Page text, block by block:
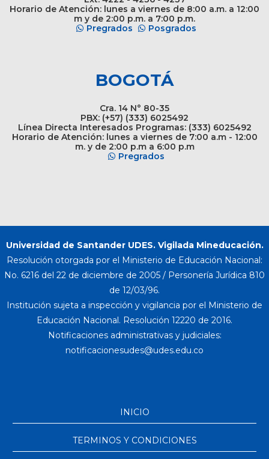
Horario de Atención: lunes a viernes de 8:00 a.m. a 12:00
m y de 2:00 p.m. a 7:00 p.m.
Pregrados
Posgrados
BOGOTÁ
Cra. 14 N° 80-35
PBX: (+57) (333) 6025492
Línea Directa Interesados Programas: (333) 6025492
Horario de Atención: lunes a viernes de 7:00 a.m - 12:00
m. y de 2:00 p.m a 6:00 p.m
Pregrados
Universidad de Santander UDES. Vigilada Mineducación.
Resolución otorgada por el Ministerio de Educación Nacional:
No. 6216 del 22 de diciembre de 2005 / Personería Jurídica 810
de 12/03/96.
Institución sujeta a inspección y vigilancia por el Ministerio de
Educación Nacional. Resolución 12220 de 2016.
Notificaciones administrativas y judiciales:
INICIO
TERMINOS Y CONDICIONES